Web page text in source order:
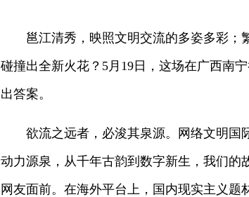
邕江清秀，映照文明交流的多姿多彩；
碰撞出全新火花？5月19日，这场在广西南
出答案。
欲流之远者，必浚其泉源。网络文明国
动力源泉，从千年古韵到数字新生，我们
网友面前。在海外平台上，国内现实主义